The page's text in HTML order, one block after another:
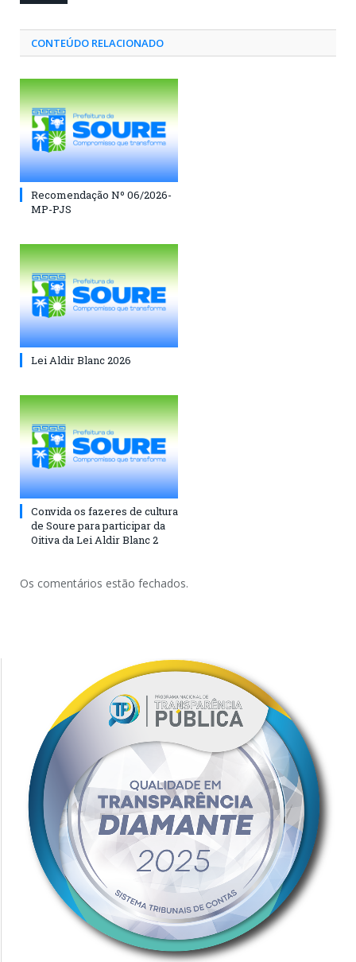
CONTEÚDO RELACIONADO
Recomendação Nº 06/2026-
MP-PJS
Lei Aldir Blanc 2026
Convida os fazeres de cultura
de Soure para participar da
Oitiva da Lei Aldir Blanc 2
Os comentários estão fechados.